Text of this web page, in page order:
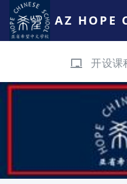
AZ HOPE
开设课